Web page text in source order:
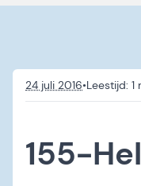
24 juli 2016•
155-